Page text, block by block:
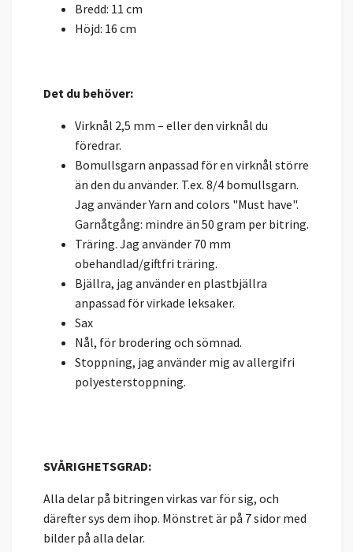
Bredd: 11 cm
Höjd: 16 cm
Det du behöver:
Virknål 2,5 mm – eller den virknål du
föredrar.
Bomullsgarn anpassad för en virknål större
än den du använder. T.ex. 8/4 bomullsgarn.
Jag använder Yarn and colors "Must have".
Garnåtgång: mindre än 50 gram per bitring.
Träring. Jag använder 70 mm
obehandlad/giftfri träring.
Bjällra, jag använder en plastbjällra
anpassad för virkade leksaker.
Sax
Nål, för brodering och sömnad.
Stoppning, jag använder mig av allergifri
polyesterstoppning.
SVÅRIGHETSGRAD:
Alla delar på bitringen virkas var för sig, och
därefter sys dem ihop. Mönstret är på 7 sidor med
bilder på alla delar.